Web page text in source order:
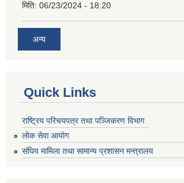
मिति: 06/23/2024 - 18:20
अन्य
Quick Links
राष्ट्रिय परिचयपत्र तथा पञ्जिकरण विभाग
लोक सेवा आयोग
संघिय मामिला तथा सामान्य प्रशासन मन्त्रालय